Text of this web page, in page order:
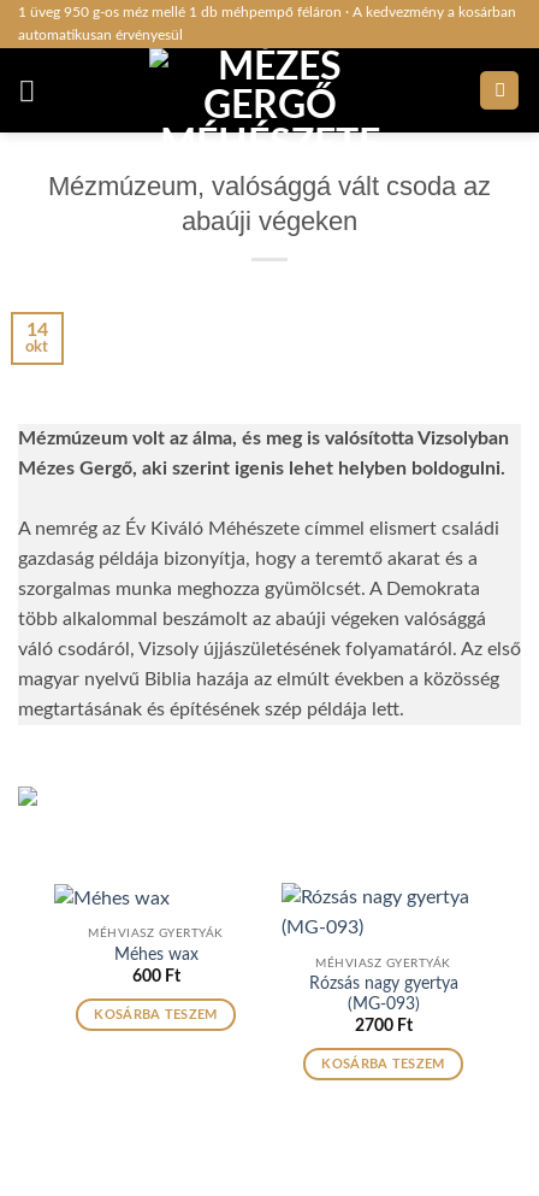
Skip1 üveg 950 g-os méz mellé 1 db méhpempő féláron · A kedvezmény a kosárban
automatikusan érvényesül
Mézmúzeum, valósággá vált csoda az
abaúji végeken
14
okt
Mézmúzeum volt az álma, és meg is valósította Vizsolyban
Mézes Gergő, aki szerint igenis lehet helyben boldogulni.
A nemrég az Év Kiváló Méhészete címmel elismert családi
gazdaság példája bizonyítja, hogy a teremtő akarat és a
szorgalmas munka meghozza gyümölcsét. A Demokrata
több alkalommal beszámolt az abaúji végeken valósággá
váló csodáról, Vizsoly újjászületésének folyamatáról. Az első
magyar nyelvű Biblia hazája az elmúlt években a közösség
megtartásának és építésének szép példája lett.
MÉHVIASZ GYERTYÁK
Méhes wax
600 Ft
KOSÁRBA TESZEM
MÉHVIASZ GYERTYÁK
Rózsás nagy gyertya
(MG-093)
2700 Ft
KOSÁRBA TESZEM